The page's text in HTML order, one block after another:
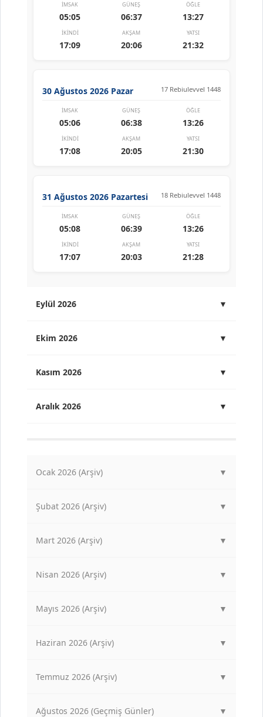
İMSAK
05:05
GÜNEŞ
06:37
ÖĞLE
13:27
İKINDI
17:09
AKŞAM
20:06
YATSI
21:32
30 Ağustos 2026 Pazar 17 Rebiulevvel 1448
İMSAK
05:06
GÜNEŞ
06:38
ÖĞLE
13:26
İKINDI
17:08
AKŞAM
20:05
YATSI
21:30
31 Ağustos 2026 Pazartesi 18 Rebiulevvel 1448
İMSAK
05:08
GÜNEŞ
06:39
ÖĞLE
13:26
İKINDI
17:07
AKŞAM
20:03
YATSI
21:28
Eylül 2026 ▼
Ekim 2026 ▼
Kasım 2026 ▼
Aralık 2026 ▼
Ocak 2026 (Arşiv) ▼
Şubat 2026 (Arşiv) ▼
Mart 2026 (Arşiv) ▼
Nisan 2026 (Arşiv) ▼
Mayıs 2026 (Arşiv) ▼
Haziran 2026 (Arşiv) ▼
Temmuz 2026 (Arşiv) ▼
Ağustos 2026 (Geçmiş Günler) ▼